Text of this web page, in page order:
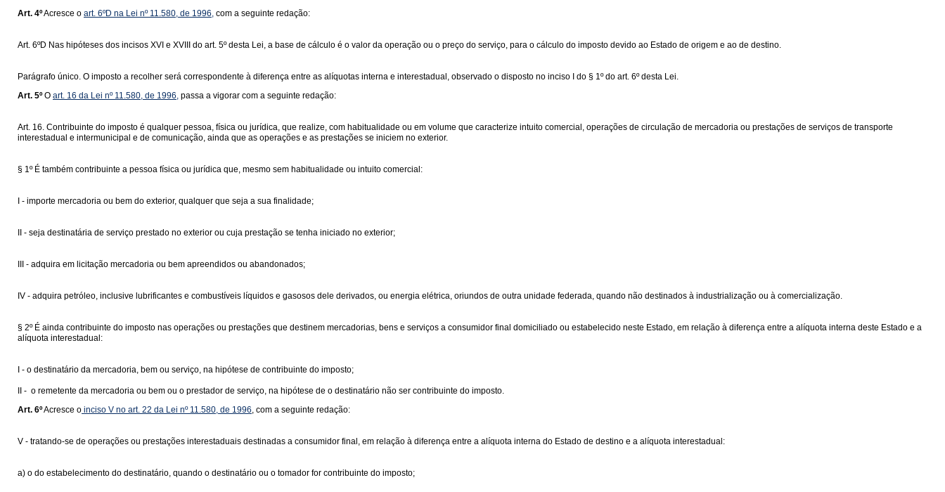
Art. 4ºAcresce o art. 6ºD na Lei nº 11.580, de 1996, com a seguinte redação:
Art. 6ºD Nas hipóteses dos incisos XVI e XVIII do art. 5º desta Lei, a base de cálculo é o valor da operação ou o preço do serviço, para o cálculo do imposto devido ao Estado de origem e ao de destino.
Parágrafo único. O imposto a recolher será correspondente à diferença entre as alíquotas interna e interestadual, observado o disposto no inciso I do § 1º do art. 6º desta Lei.
Art. 5º O art. 16 da Lei nº 11.580, de 1996, passa a vigorar com a seguinte redação:
Art. 16. Contribuinte do imposto é qualquer pessoa, física ou jurídica, que realize, com habitualidade ou em volume que caracterize intuito comercial, operações de circulação de mercadoria ou prestações de serviços de transporte
interestadual e intermunicipal e de comunicação, ainda que as operações e as prestações se iniciem no exterior.
§ 1º É também contribuinte a pessoa física ou jurídica que, mesmo sem habitualidade ou intuito comercial:
I - importe mercadoria ou bem do exterior, qualquer que seja a sua finalidade;
II - seja destinatária de serviço prestado no exterior ou cuja prestação se tenha iniciado no exterior;
III - adquira em licitação mercadoria ou bem apreendidos ou abandonados;
IV - adquira petróleo, inclusive lubrificantes e combustíveis líquidos e gasosos dele derivados, ou energia elétrica, oriundos de outra unidade federada, quando não destinados à industrialização ou à comercialização.
§ 2º É ainda contribuinte do imposto nas operações ou prestações que destinem mercadorias, bens e serviços a consumidor final domiciliado ou estabelecido neste Estado, em relação à diferença entre a alíquota interna deste Estado e a
alíquota interestadual:
I - o destinatário da mercadoria, bem ou serviço, na hipótese de contribuinte do imposto;
II - o remetente da mercadoria ou bem ou o prestador de serviço, na hipótese de o destinatário não ser contribuinte do imposto.
Art. 6ºAcresce o inciso V no art. 22 da Lei nº 11.580, de 1996, com a seguinte redação:
V - tratando-se de operações ou prestações interestaduais destinadas a consumidor final, em relação à diferença entre a alíquota interna do Estado de destino e a alíquota interestadual:
a) o do estabelecimento do destinatário, quando o destinatário ou o tomador for contribuinte do imposto;